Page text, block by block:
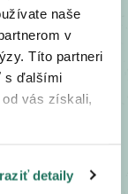
naše
v
Títo partneri
s ďalšími
vás získali,
detaily
voľných pastvín.